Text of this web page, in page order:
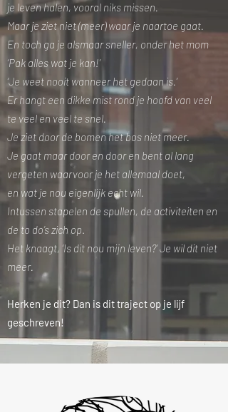
je leven halen, vooral niks missen.
Maar je ziet niet (meer) waar je naartoe gaat.
En toch ga je alsmaar sneller, onder het mom
‘Pak alles wat je kan!’
‘Je weet nooit wanneer het gedaan is.’
Er hangt een dikke mist rond je hoofd van veel
te veel en veel te snel.
Je ziet door de bomen het bos niet meer.
Je gaat maar door en door en bent al lang
vergeten waarvoor je het allemaal doet,
en wat je nou eigenlijk echt wil.
Intussen stapelen de spullen, de activiteiten en
de to do’s zich op.
Het knaagt, ‘Is dit nou mijn leven?’ Je wil dit niet
meer.
Herken je dit? Dan is dit traject op je lijf
geschreven!